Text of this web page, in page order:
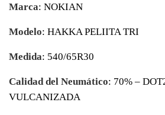
Marca: NOKIAN
Modelo: HAKKA PELIITA TRI
Medida: 540/65R30
Calidad del Neumático: 70% –
VULCANIZADA